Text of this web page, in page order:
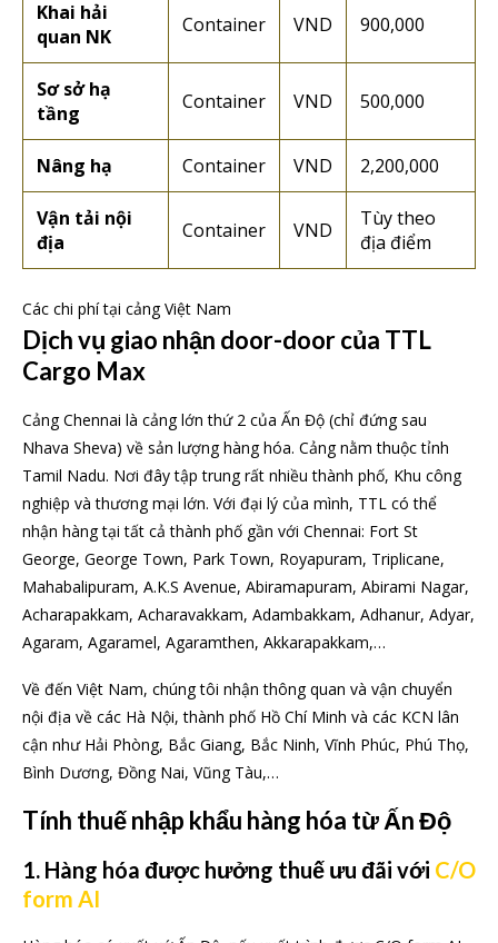
Khai hải
quan NK
Container VND 900,000
Sơ sở hạ
tầng
Container VND 500,000
Nâng hạ Container VND 2,200,000
Vận tải nội
địa
Container VND
Tùy theo
địa điểm
Các chi phí tại cảng Việt Nam
Dịch vụ giao nhận door-door của TTL
Cargo Max
Cảng Chennai là cảng lớn thứ 2 của Ấn Độ (chỉ đứng sau
Nhava Sheva) về sản lượng hàng hóa. Cảng nằm thuộc tỉnh
Tamil Nadu. Nơi đây tập trung rất nhiều thành phố, Khu công
nghiệp và thương mại lớn. Với đại lý của mình, TTL có thể
nhận hàng tại tất cả thành phố gần với Chennai: Fort St
George, George Town, Park Town, Royapuram, Triplicane,
Mahabalipuram, A.K.S Avenue, Abiramapuram, Abirami Nagar,
Acharapakkam, Acharavakkam, Adambakkam, Adhanur, Adyar,
Agaram, Agaramel, Agaramthen, Akkarapakkam,…
Về đến Việt Nam, chúng tôi nhận thông quan và vận chuyển
nội địa về các Hà Nội, thành phố Hồ Chí Minh và các KCN lân
cận như Hải Phòng, Bắc Giang, Bắc Ninh, Vĩnh Phúc, Phú Thọ,
Bình Dương, Đồng Nai, Vũng Tàu,…
Tính thuế nhập khẩu hàng hóa từ Ấn Độ
1. Hàng hóa được hưởng thuế ưu đãi với C/O
form AI